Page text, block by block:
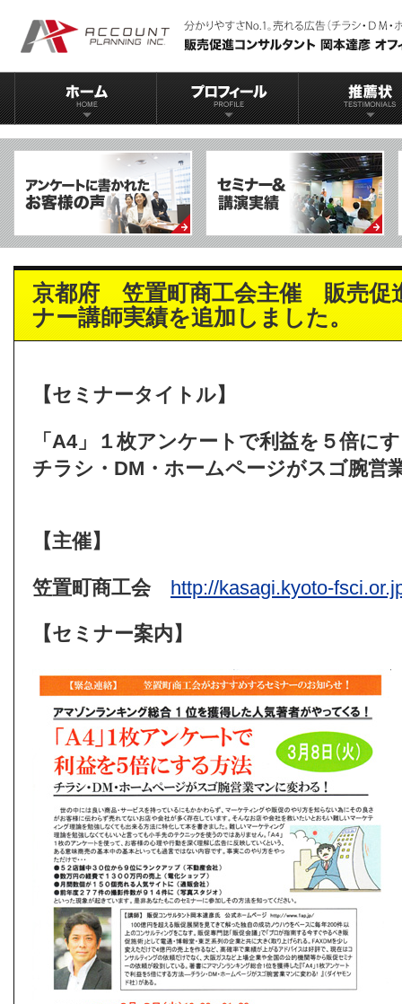
京都府 笠置町商工会主催 販売促
ナー講師実績を追加しました。
【セミナータイトル】
「A4」１枚アンケートで利益を５倍に
チラシ・DM・ホームページがスゴ腕営
【主催】
笠置町商工会 http://kasagi.kyoto-
【セミナー案内】